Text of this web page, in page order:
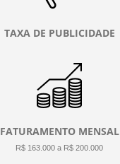
TAXA DE PUBLICIDADE
FATURAMENTO MENSAL
R$ 163.000 a R$ 200.000